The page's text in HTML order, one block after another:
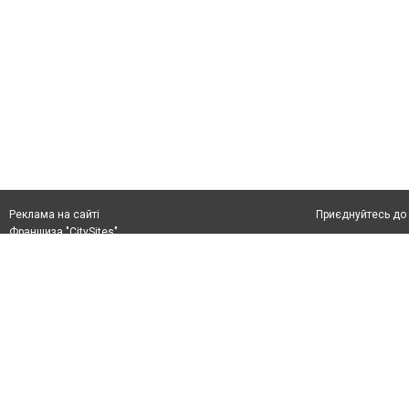
Реклама на сайті
Франшиза "CitySites"
Приєднуйтесь до